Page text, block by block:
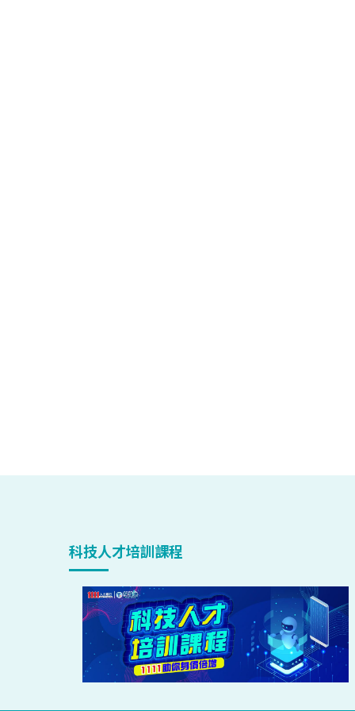
科技人才培訓課程